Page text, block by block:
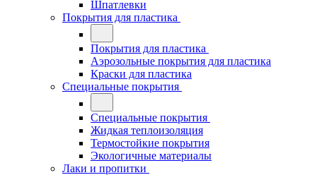
Шпатлевки
Покрытия для пластика
Покрытия для пластика
Аэрозольные покрытия для пластика
Краски для пластика
Специальные покрытия
Специальные покрытия
Жидкая теплоизоляция
Термостойкие покрытия
Экологичные материалы
Лаки и пропитки